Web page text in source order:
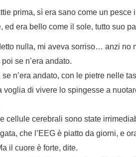
prima, sì era sano come un pesce
ed era bello come il sole, tutto suo
nulla, mi aveva sorriso… anzi no
se n’era andato.
n’era andato, con le pietre nelle
voglia di vivere lo spingesse a
cellule cerebrali sono state
che l’EEG è piatto da giorni, e
il cuore è forte, dite.